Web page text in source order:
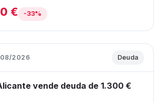
€ -33%
08/2026 Deuda
vende deuda de 1.300 €